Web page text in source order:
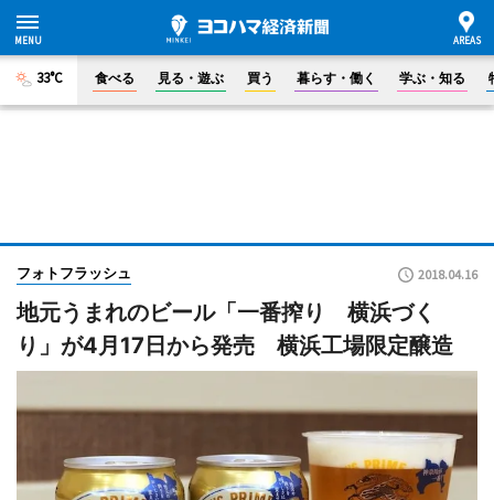
33°C 食べる 見る・遊ぶ 買う 暮らす・働く 学ぶ・知る
フォトフラッシュ 2018.04.16
地元うまれのビール「一番搾り 横浜づく
り」が4月17日から発売 横浜工場限定醸造